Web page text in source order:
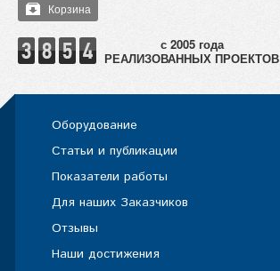
Корзина
РЕАЛИЗОВАННЫХ ПРОЕКТОВ
Оборудование
Статьи и публикации
Показатели работы
Для наших Заказчиков
Отзывы
Наши достижения